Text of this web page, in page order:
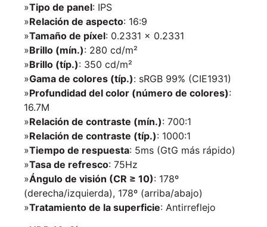
»Tipo de panel: IPS
»Relación de aspecto: 16:9
»Tamaño de píxel: 0.2331 x 0.2331
»Brillo (mín.): 280 cd/m²
»Brillo (típ.): 350 cd/m²
»Gama de colores (típ.): sRGB 99% (CIE1931)
»Profundidad del color (número de colores):
16.7M
»Relación de contraste (mín.): 700:1
»Relación de contraste (típ.): 1000:1
»Tiempo de respuesta: 5ms (GtG más rápido)
»Tasa de refresco: 75Hz
»Ángulo de visión (CR ≥ 10): 178º
(derecha/izquierda), 178º (arriba/abajo)
»Tratamiento de la superficie: Antirreflejo